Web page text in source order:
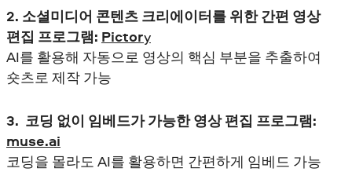
2. 소셜미디어 콘텐츠 크리에이터를 위한 간편 영상
편집 프로그램: Pictory
AI를 활용해 자동으로 영상의 핵심 부분을 추출하여
숏츠로 제작 가능
3. 코딩 없이 임베드가 가능한 영상 편집 프로그램:
muse.ai
코딩을 몰라도 AI를 활용하면 간편하게 임베드 가능